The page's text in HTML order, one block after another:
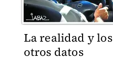
La realidad y los
otros datos